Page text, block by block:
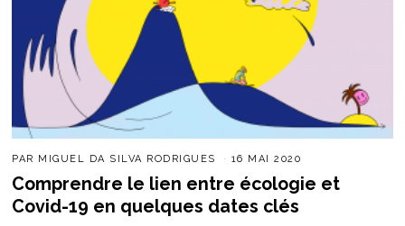
PAR MIGUEL DA SILVA RODRIGUES 16 MAI 2020
Comprendre le lien entre écologie et
Covid-19 en quelques dates clés